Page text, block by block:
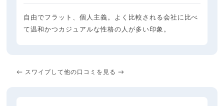
自由でフラット、個人主義。よく比較される会社に比べ
て温和かつカジュアルな性格の人が多い印象。
← スワイプして他の口コミを見る →